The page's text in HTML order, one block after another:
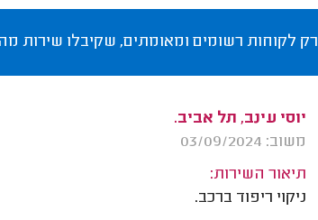
רק לקוחות רשומים ומאומתים, שקיבלו שירות
יוסי עינב, תל אביב.
משוב: 03/09/2024
תיאור השירות:
ניקוי ריפוד ברכב.